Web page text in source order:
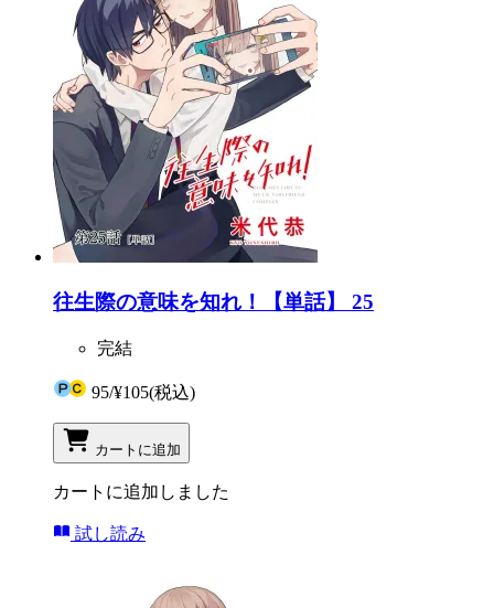
往生際の意味を知れ！【単話】 25
完結
95/¥105(税込)
カートに追加
カートに追加しました
試し読み